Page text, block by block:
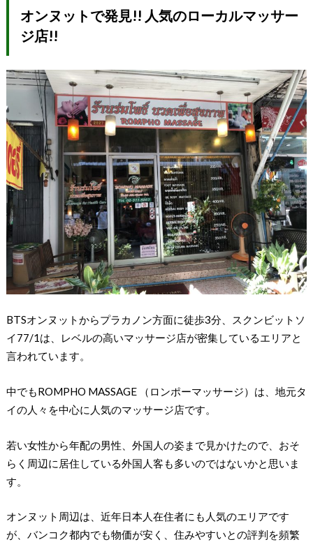
オンヌットで発見!! 人気のローカルマッサー
ジ店!!
BTSオンヌットからプラカノン方面に徒歩3分、スクンビットソ
イ77/1は、レベルの高いマッサージ店が密集しているエリアと
言われています。
中でもROMPHO MASSAGE （ロンポーマッサージ）は、地元タ
イの人々を中心に人気のマッサージ店です。
若い女性から年配の男性、外国人の姿まで見かけたので、おそ
らく周辺に居住している外国人客も多いのではないかと思いま
す。
オンヌット周辺は、近年日本人在住者にも人気のエリアです
が、バンコク都内でも物価が安く、住みやすいとの評判を頻繁